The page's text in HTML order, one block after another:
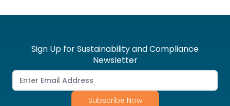
Sign Up for Sustainability and Compliance
Newsletter
Subscribe Now